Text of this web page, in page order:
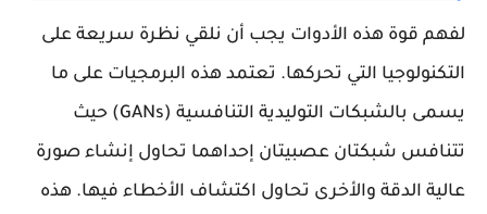
لفهم قوة هذه الأدوات يجب أن نلقي نظرة سريعة على
التكنولوجيا التي تحركها. تعتمد هذه البرمجيات على ما
يسمى بالشبكات التوليدية التنافسية (GANs) حيث
تتنافس شبكتان عصبيتان إحداهما تحاول إنشاء صورة
عالية الدقة والأخرى تحاول اكتشاف الأخطاء فيها. هذه